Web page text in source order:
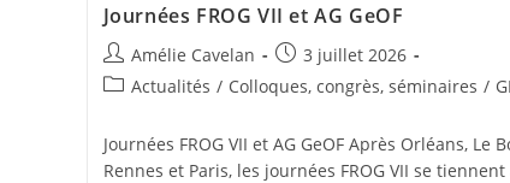
Journées FROG VII et AG GeOF
Amélie Cavelan
3 juillet 2026
Actualités / Colloques, congrès, séminaires /
Journées FROG VII et AG GeOF Après Orléans, Le
Rennes et Paris, les journées FROG VII se